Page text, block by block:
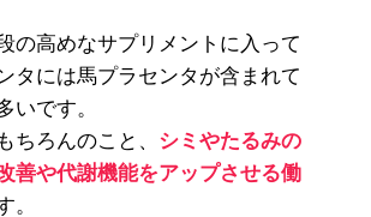
の高めなサプリメントに入って
タには馬プラセンタが含まれて
いです。
ちろんのこと、 シミやたるみの
善や代謝機能をアップさせる働
。